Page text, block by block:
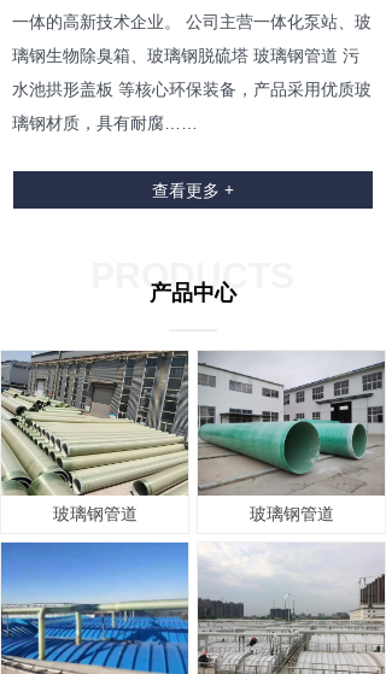
一体的高新技术企业。 公司主营一体化泵站、玻
璃钢生物除臭箱、玻璃钢脱硫塔 玻璃钢管道 污
水池拱形盖板 等核心环保装备，产品采用优质玻
璃钢材质，具有耐腐……
查看更多 +
PRODUCTS
产品中心
玻璃钢管道 玻璃钢管道